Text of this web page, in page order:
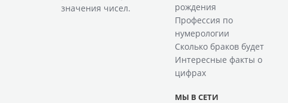
значения чисел.
рождения
Профессия по
нумерологии
Сколько браков будет
Интересные факты о
цифрах
МЫ В СЕТИ